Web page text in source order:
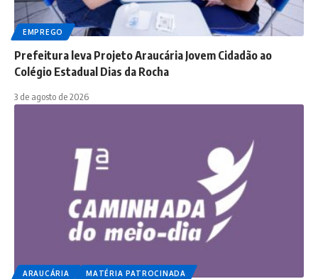
EMPREGO
Prefeitura leva Projeto Araucária Jovem Cidadão ao
Colégio Estadual Dias da Rocha
3 de agosto de 2026
ARAUCÁRIA MATÉRIA PATROCINADA